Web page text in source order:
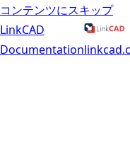
コンテンツにスキップ
LinkCAD
Documentation